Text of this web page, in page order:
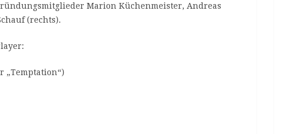
Marion Küchenmeister, Andreas
(rechts).
„Temptation“)